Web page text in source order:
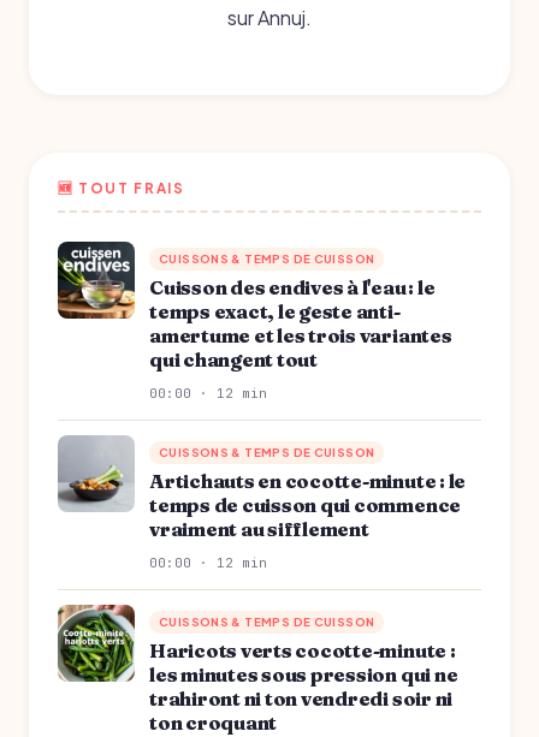
sur Annuj.
🆕 TOUT FRAIS
CUISSONS & TEMPS DE CUISSON
Cuisson des endives à l'eau : le
temps exact, le geste anti-
amertume et les trois variantes
qui changent tout
00:00 · 12 min
CUISSONS & TEMPS DE CUISSON
Artichauts en cocotte-minute : le
temps de cuisson qui commence
vraiment au sifflement
00:00 · 12 min
CUISSONS & TEMPS DE CUISSON
Haricots verts cocotte-minute :
les minutes sous pression qui ne
trahiront ni ton vendredi soir ni
ton croquant